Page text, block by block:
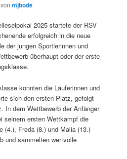
vonmjbode
2025 startete der RSV
erfolgreich in die neue
der jungen Sportlerinnen und
überhaupt oder der erste
konnten die Läuferinnen und
sich den ersten Platz, gefolgt
In dem Wettbewerb der Anfänger
seinem ersten Wettkampf die
(4.), Freda (8.) und Malia (13.)
und sammelten wertvolle